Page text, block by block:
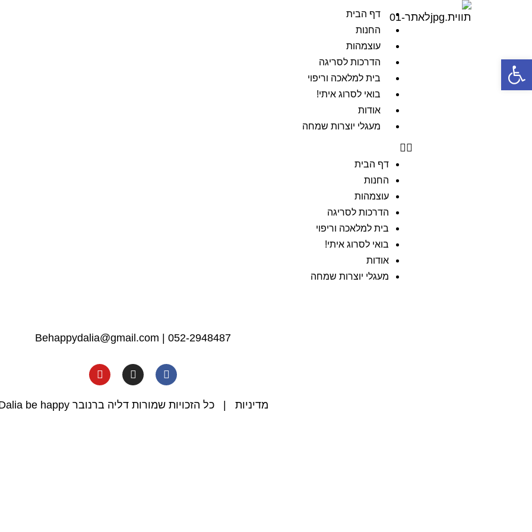
דף הבית
החנות
עוצמהות
הדרכות לסריגה
בית למלאכה וריפוי
בואי לסרוג איתי!
אודות
מעגלי יוצרות שמחה
דף הבית
החנות
עוצמהות
הדרכות לסריגה
בית למלאכה וריפוי
בואי לסרוג איתי!
אודות
מעגלי יוצרות שמחה
Behappydalia@gmail.com 052-2948487
מדיניות | כל הזכויות שמורות דליה ברנובר Dalia be happy
פתח סרגל נגישות